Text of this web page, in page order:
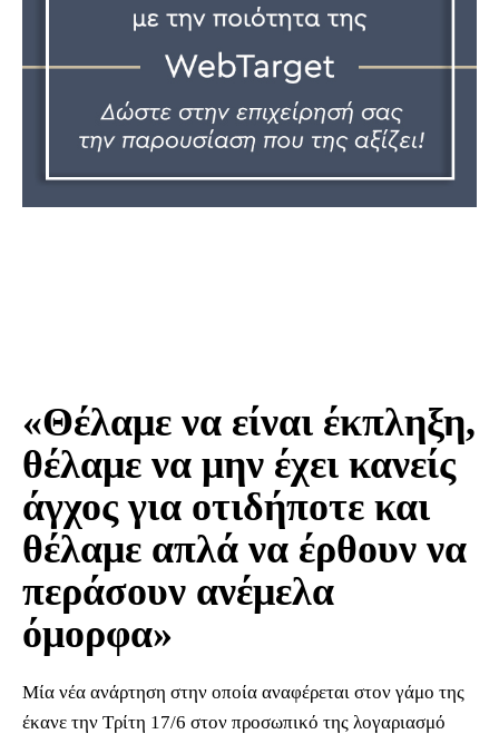
«Θέλαμε να είναι έκπληξη,
θέλαμε να μην έχει κανείς
άγχος για οτιδήποτε και
θέλαμε απλά να έρθουν να
περάσουν ανέμελα
όμορφα»
Μία νέα ανάρτηση στην οποία αναφέρεται στον γάμο της
έκανε την Τρίτη 17/6 στον προσωπικό της λογαριασμό